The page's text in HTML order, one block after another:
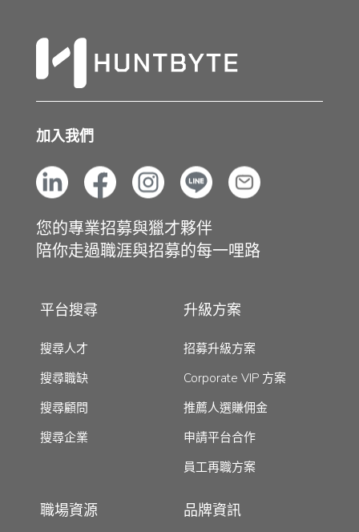
加入我們
您的專業招募與獵才夥伴
陪你走過職涯與招募的每一哩路
平台搜尋
搜尋人才
搜尋職缺
搜尋顧問
搜尋企業
升級方案
招募升級方案
Corporate VIP 方案
推薦人選賺佣金
申請平台合作
員工再職方案
職場資源 品牌資訊